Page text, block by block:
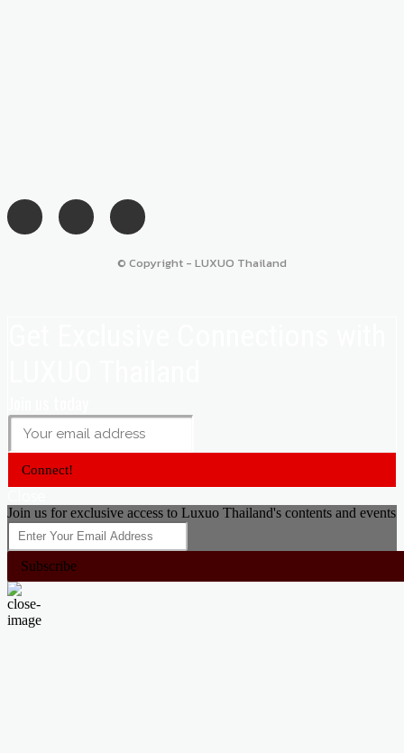
© Copyright - LUXUO Thailand
Connect!
Join us for exclusive access to Luxuo Thailand's contents and events
Subscribe